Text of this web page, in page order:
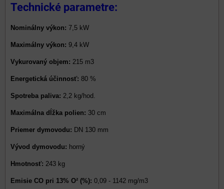
Technické parametre:
Nominálny výkon: 7,5 kW
Maximálny výkon: 9,4 kW
Vykurovaný objem: 215 m3
Energetická účinnosť: 80 %
Spotreba paliva: 2,2 kg/hod.
Maximálna dĺžka polien: 30 cm
Priemer dymovodu: DN 130 mm
Vývod dymovodu: horný
Hmotnosť: 243 kg
Emisie CO pri 13% O² (%): 0,09 - 1142 mg/m3